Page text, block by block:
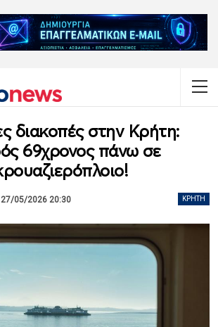
διακοπές στην Κρήτη:
69χρονος πάνω σε
ΚΡΉΤΗ
27/05/2026 20:30